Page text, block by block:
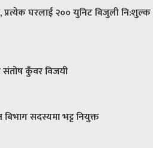
घरलाई २०० युनिट बिजुली नि:शुल्क
संतोष कुँवर विजयी
सदस्यमा भट्ट नियुक्त